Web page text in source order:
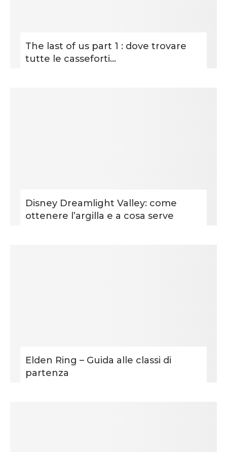
The last of us part 1 : dove trovare
tutte le casseforti...
Disney Dreamlight Valley: come
ottenere l’argilla e a cosa serve
Elden Ring – Guida alle classi di
partenza